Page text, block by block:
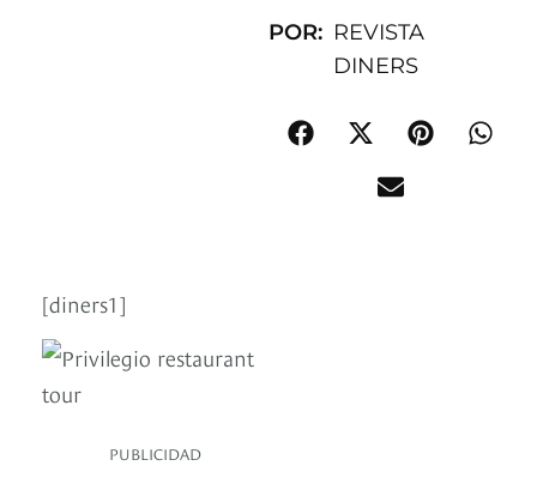
POR: REVISTA
DINERS
[diners1]
PUBLICIDAD